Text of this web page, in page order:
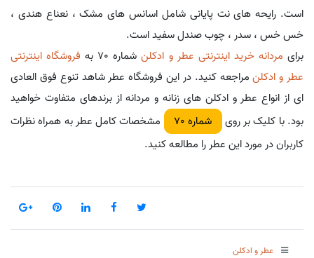
است. رایحه های نت پایانی شامل اسانس های مشک ، نعناع هندی ،
خس خس ، سدر ، چوب صندل سفید است.
برای مردانه خرید اینترنتی عطر و ادکلنشماره 70 به
فروشگاه اینترنتی
عطر و ادکلنمراجعه کنید. در این فروشگاه عطر شاهد تنوع فوق العادی
ای از انواع عطر و ادکلن های زنانه و مردانه از برندهای متفاوت خواهید
بود. با کلیک بر روی
شماره 70
مشخصات کامل عطر به همراه نظرات
کاربران در مورد این عطر را مطالعه کنید.
عطر و ادکلن